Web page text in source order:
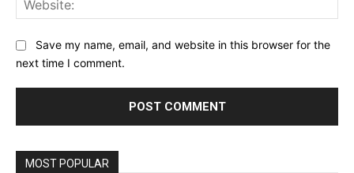
Save my name, email, and website in this browser for the
next time I comment.
MOST POPULAR